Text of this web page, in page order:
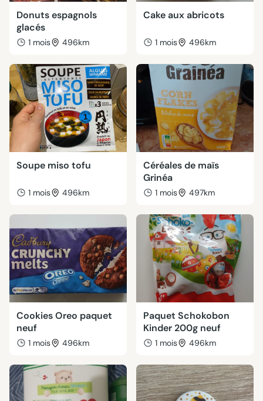
Donuts espagnols
glacés
1 mois 496km
Cake aux abricots
1 mois 496km
Soupe miso tofu
1 mois 496km
Céréales de maïs
Grinéa
1 mois 497km
Cookies Oreo paquet
neuf
1 mois 496km
Paquet Schokobon
Kinder 200g neuf
1 mois 496km